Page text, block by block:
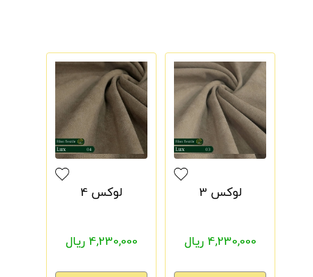
لوکس 3
4,230,000 ریال
لوکس 4
4,230,000 ریال